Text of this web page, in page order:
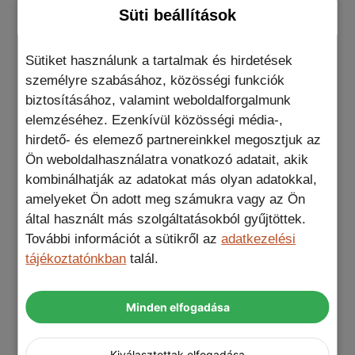
Süti beállítások
Sütiket használunk a tartalmak és hirdetések
személyre szabásához, közösségi funkciók
biztosításához, valamint weboldalforgalmunk
elemzéséhez. Ezenkívül közösségi média-,
hirdető- és elemező partnereinkkel megosztjuk az
Ön weboldalhasználatra vonatkozó adatait, akik
kombinálhatják az adatokat más olyan adatokkal,
amelyeket Ön adott meg számukra vagy az Ön
által használt más szolgáltatásokból gyűjtöttek.
További információt a sütikről azadatkezelési
tájékoztatónkban talál.
Minden elfogadása
keret és a merev PC hátlap hatékony
képernyő és a kamera körüli megemelt élek
tovább védik ezeket az érzékeny
telefonelemeket a karcolásoktól és egyéb
sérülésektől.
Ennek a toknak az egyedülálló tulajdonsága,
hogy a zsinór vagy öv számára kialakított
lyukaknak köszönhetően a telefont a csuklójára,
a nyakára vagy a vállára lehet akasztani. Ez a
funkció azt jelenti, hogy a telefon mindig kéznél
aggódna a biztonsága miatt.